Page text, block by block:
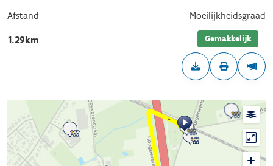
Afstand
1.29km
Moeilijkheidsgraad
Gemakkelijk